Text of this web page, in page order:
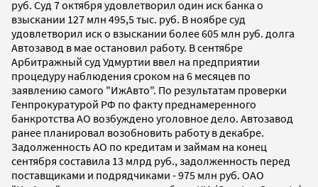
руб. Суд 7 октября удовлетворил один иск банка о
взыскании 127 млн 495,5 тыс. руб. В ноябре суд
удовлетворил иск о взыскании более 605 млн руб. долга
Автозавод в мае остановил работу. В сентябре
Арбитражный суд Удмуртии ввел на предприятии
процедуру наблюдения сроком на 6 месяцев по
заявлению самого "ИжАвто". По результатам проверки
Генпрокуратурой РФ по факту преднамеренного
банкротства АО возбуждено уголовное дело. Автозавод
ранее планировал возобновить работу в декабре.
Задолженность АО по кредитам и займам на конец
сентября составила 13 млрд руб., задолженность перед
поставщиками и подрядчиками - 975 млн руб. ОАО